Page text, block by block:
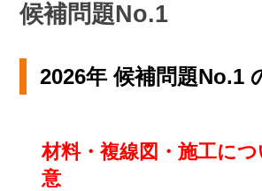
候補問題No.1
2026年 候補問題No.1
材料・複線図・施工に
意